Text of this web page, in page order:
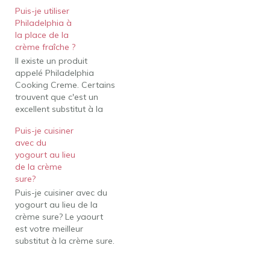
fraîche, mais est fait avec
du lait au lieu de la
crème pour une faible
teneur en matières
grasses. Il a également
une saveur plus
acidulée…
Puis-je utiliser
Philadelphia à
la place de la
crème fraîche ?
Il existe un produit
appelé Philadelphia
Cooking Creme. Certains
trouvent que c'est un
excellent substitut à la
se sépare pas à des
températures élevées. Or,
Puis-je utiliser du
mascarpone à la place
de la crème fraîche ?
Autres substituts de
crème fraîche La crème
sure…
Puis-je cuisiner
avec du
yogourt au lieu
de la crème
sure?
Puis-je cuisiner avec du
yogourt au lieu de la
crème sure? Le yaourt
est votre meilleur
substitut à la crème sure.